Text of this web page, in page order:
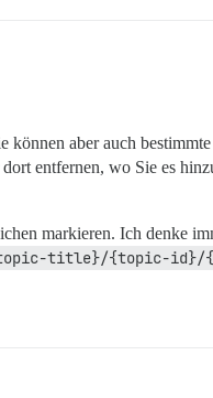
aber auch
entfernen, wo Sie es
markieren. Ich denke
{topic-title}/{topic-id}/